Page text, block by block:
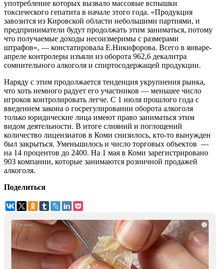
употребление которых вызвало массовые вспышки
токсического гепатита в начале этого года. «Продукция
завозится из Кировской области небольшими партиями, и
предприниматели будут продолжать этим заниматься, потому
что получаемые доходы несоизмеримы с размерами
штрафов», — констатировала Е.Никифорова. Всего в январе-
апреле контролеры изъяли из оборота 962,6 декалитра
сомнительного алкоголя и спиртосодержащей продукции.
Наряду с этим продолжается тенденция укрупнения рынка,
что хоть немного радует его участников — меньшее число
игроков контролировать легче. С 1 июля прошлого года с
введением закона о госрегулировании оборота алкоголя
только юридические лица имеют право заниматься этим
видом деятельности. В итоге слияний и поглощений
количество лицензиатов в Коми снизилось, кто-то вынужден
был закрыться. Уменьшилось и число торговых объектов —
на 14 процентов до 2400. На 1 мая в Коми зарегистрировано
903 компании, которые занимаются розничной продажей
алкоголя.
Поделиться
i